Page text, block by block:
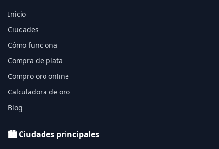
Inicio
Ciudades
Cómo funciona
Compra de plata
Compro oro online
Calculadora de oro
Blog
🏙️ Ciudades principales